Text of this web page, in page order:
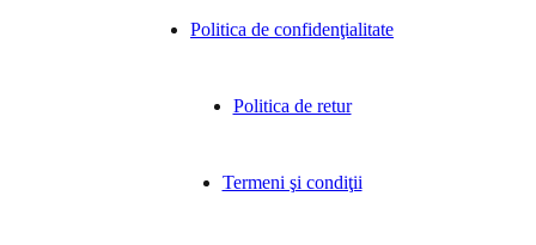
Politica de confidenţialitate
Politica de retur
Termeni şi condiţii